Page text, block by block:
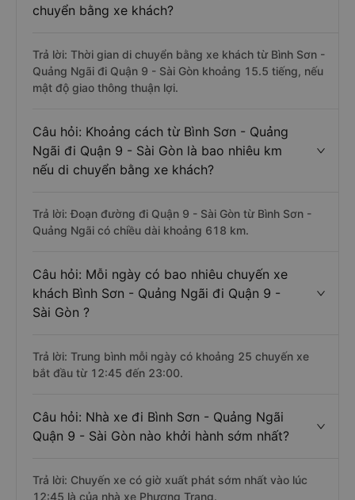
chuyển bằng xe khách?
Trả lời: Thời gian di chuyển bằng xe khách từ Bình Sơn -
Quảng Ngãi đi Quận 9 - Sài Gòn khoảng 15.5 tiếng, nếu
mật độ giao thông thuận lợi.
Câu hỏi: Khoảng cách từ Bình Sơn - Quảng
Ngãi đi Quận 9 - Sài Gòn là bao nhiêu km
nếu di chuyển bằng xe khách?
Trả lời: Đoạn đường đi Quận 9 - Sài Gòn từ Bình Sơn -
Quảng Ngãi có chiều dài khoảng 618 km.
Câu hỏi: Mỗi ngày có bao nhiêu chuyến xe
khách Bình Sơn - Quảng Ngãi đi Quận 9 -
Sài Gòn ?
Trả lời: Trung bình mỗi ngày có khoảng 25 chuyến xe
bắt đầu từ 12:45 đến 23:00.
Câu hỏi: Nhà xe đi Bình Sơn - Quảng Ngãi
Quận 9 - Sài Gòn nào khởi hành sớm nhất?
Trả lời: Chuyến xe có giờ xuất phát sớm nhất vào lúc
12:45 là của nhà xe Phương Trang.